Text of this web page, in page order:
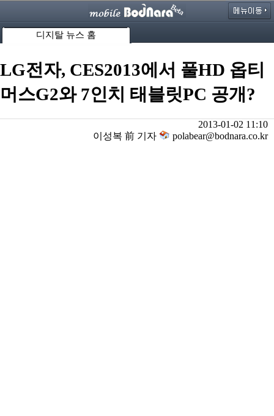
디지탈 뉴스 홈
LG전자, CES2013에서 풀HD 옵티
머스G2와 7인치 태블릿PC 공개?
2013-01-02 11:10
이성복 前 기자
polabear@bodnara.co.kr